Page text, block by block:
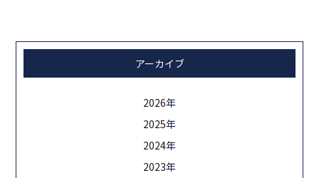
アーカイブ
2026年
2025年
2024年
2023年